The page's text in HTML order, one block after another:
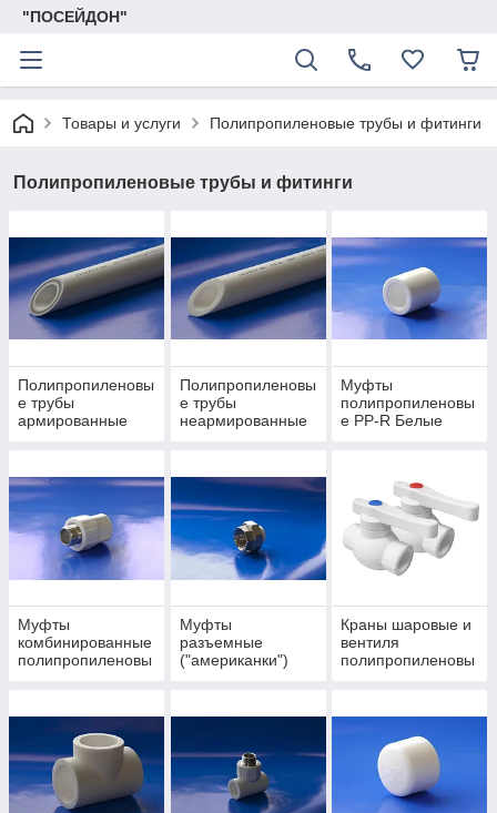
"ПОСЕЙДОН"
Товары и услуги Полипропиленовые трубы и фитинги
Полипропиленовые трубы и фитинги
Полипропиленовы
е трубы
армированные
холодного
водоснабжения,
отопления
Полипропиленовы
е трубы
неармированные
водоснабжения
Муфты
полипропиленовы
е PP-R Белые
Муфты
комбинированные
полипропиленовы
Муфты
разъемные
("американки")
Краны шаровые и
вентиля
полипропиленовы